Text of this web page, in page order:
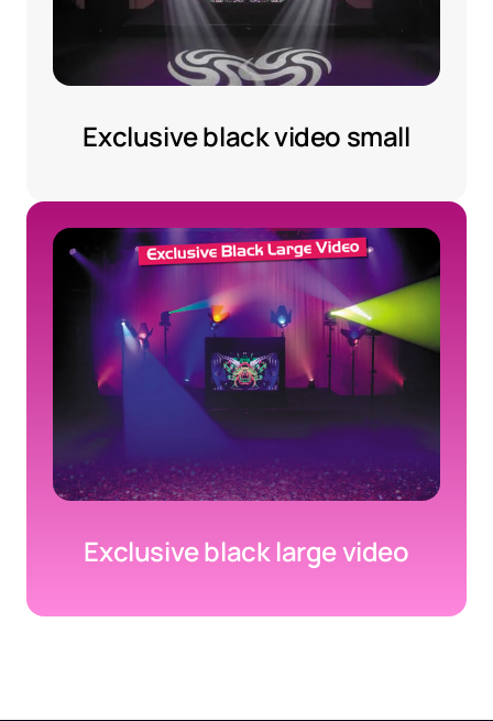
Exclusive black video small
Exclusive black large video